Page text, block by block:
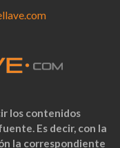
los contenidos
Es decir, con la
la correspondiente